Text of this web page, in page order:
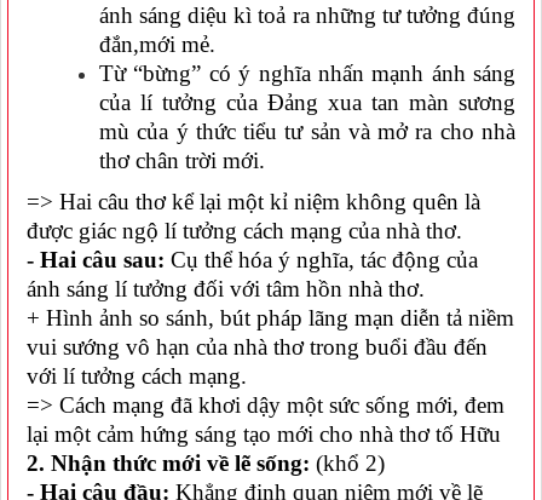
ánh sáng diệu kì toả ra những tư tưởng đúng
đắn,mới mẻ.
Từ “bừng” có ý nghĩa nhấn mạnh ánh sáng
của lí tưởng của Đảng xua tan màn sương
mù của ý thức tiểu tư sản và mở ra cho nhà
thơ chân trời mới.
=> Hai câu thơ kể lại một kỉ niệm không quên là
được giác ngộ lí tưởng cách mạng của nhà thơ.
- Hai câu sau: Cụ thể hóa ý nghĩa, tác động của
ánh sáng lí tưởng đối với tâm hồn nhà thơ.
+ Hình ảnh so sánh, bút pháp lãng mạn diễn tả niềm
vui sướng vô hạn của nhà thơ trong buổi đầu đến
với lí tưởng cách mạng.
=> Cách mạng đã khơi dậy một sức sống mới, đem
lại một cảm hứng sáng tạo mới cho nhà thơ tố Hữu
2. Nhận thức mới về lẽ sống: (khổ 2)
- Hai câu đầu: Khẳng định quan niệm mới về lẽ